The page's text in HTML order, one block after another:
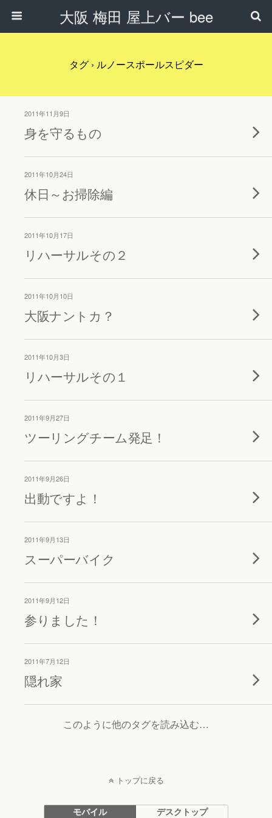
大阪 梅田 屋上バー bee
タグ › ルノースポールスピダー
2011年11月9日
身を守るもの
2011年10月24日
休日～お掃除編
2011年10月17日
リハーサルその２
2011年10月10日
大阪ナントカ？
2011年10月3日
リハーサルその１
2011年9月27日
ツーリングチーム発足！
2011年9月26日
出動ですよ！
2011年9月13日
スーパーバイク
2011年9月12日
参りました！
2011年7月12日
隠れ家
このように他のタグを読み込む…
トップに戻る
モバイル デスクトップ